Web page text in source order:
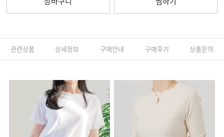
관련상품 상세정보 구매안내 구매후기 상품문의